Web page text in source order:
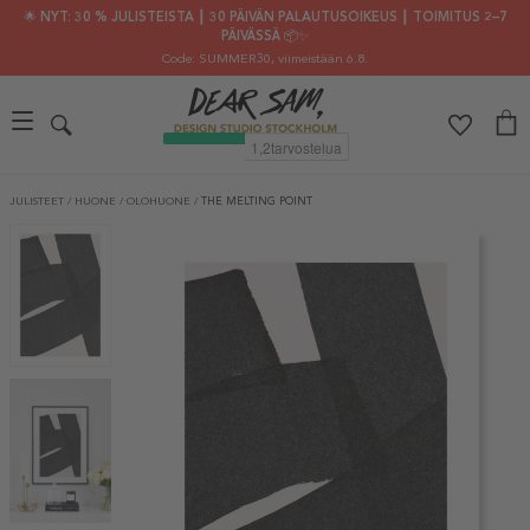
🌟 NYT: 30 % JULISTEISTA ┃ 30 PÄIVÄN PALAUTUSOIKEUS ┃ TOIMITUS 2–7
PÄIVÄSSÄ 📦✨
Code: SUMMER30, viimeistään 6.8.
JULISTEET / HUONE / OLOHUONE / THE MELTING POINT